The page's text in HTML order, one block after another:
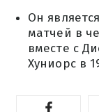
Он
матчей в
вместе с
Хуниорс в